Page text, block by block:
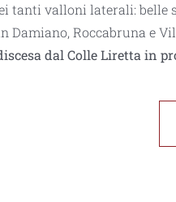
tanti valloni laterali:
Damiano, Roccabruna e
dal Colle Liretta in